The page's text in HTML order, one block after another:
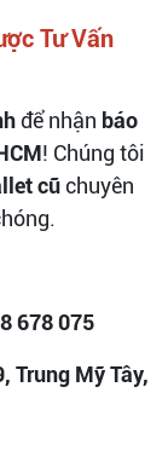
Tư Vấn
để nhận báo
! Chúng tôi
cũchuyên
678 075
Trung Mỹ Tây,